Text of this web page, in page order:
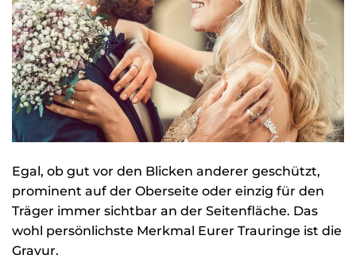
Egal, ob gut vor den Blicken anderer geschützt,
prominent auf der Oberseite oder einzig für den
Träger immer sichtbar an der Seitenfläche. Das
wohl persönlichste Merkmal Eurer Trauringe ist die
Gravur.